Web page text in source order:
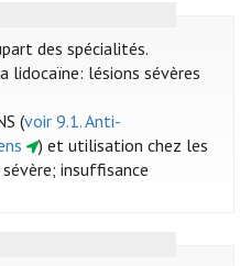
des spécialités.
lidocaïne: lésions sévères
(voir 9.1. Anti-
) et utilisation chez les
insuffisance